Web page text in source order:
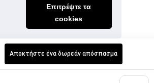
Επιτρέψτε τα
cookies
Αποκτήστε ένα δωρεάν απόσπασμα